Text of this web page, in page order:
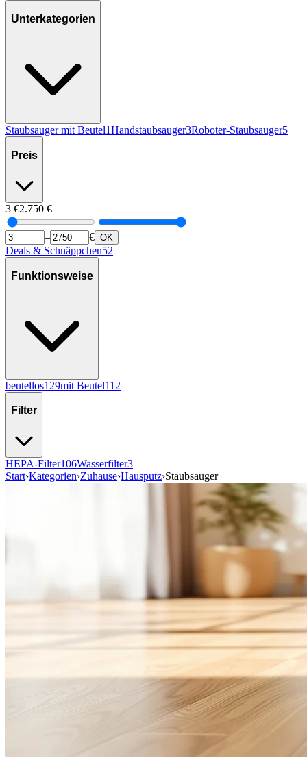
Unterkategorien
Staubsauger mit Beutel1Handstaubsauger3Roboter-Staubsauger5
Preis
3 €2.750 €
– € OK
Deals & Schnäppchen52
Funktionsweise
beutellos129mit Beutel112
Filter
HEPA-Filter106Wasserfilter3
Start›Kategorien›Zuhause›Hausputz›Staubsauger